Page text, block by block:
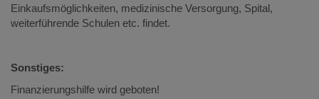
Einkaufsmöglichkeiten, medizinische Versorgung, Spital,
weiterführende Schulen etc. findet.
Sonstiges:
Finanzierungshilfe wird geboten!